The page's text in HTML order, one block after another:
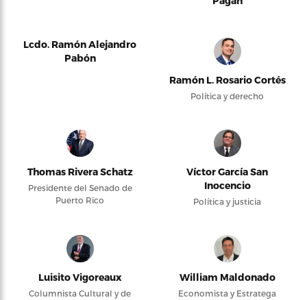
Lcdo. Ramón Alejandro
Pabón
Ramón L. Rosario Cortés
Política y derecho
Thomas Rivera Schatz
Presidente del Senado de
Puerto Rico
Víctor García San
Inocencio
Política y justicia
Luisito Vigoreaux
Columnista Cultural y de
William Maldonado
Economista y Estratega